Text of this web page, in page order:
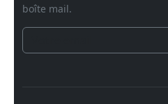
boîte mail.